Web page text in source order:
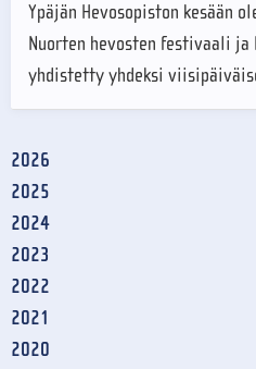
Ypäjän Hevosopiston kesään
Nuorten hevosten festivaali ja
yhdistetty yhdeksi
2026
2025
2024
2023
2022
2021
2020